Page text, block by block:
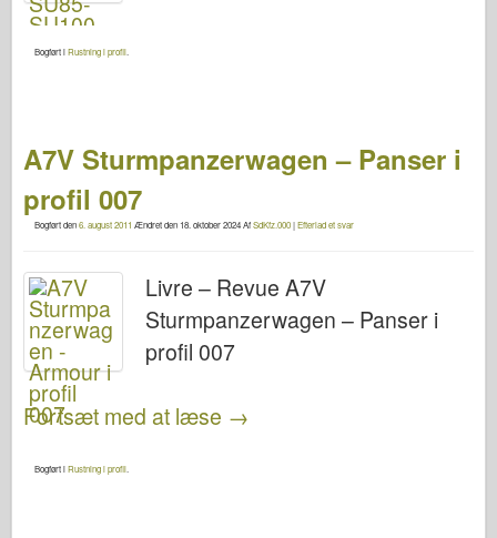
Bogført iRustning i profil
A7V Sturmpanzerwagen – Panser i
profil 007
Bogført den6. august 2011 Ændret den 18. oktober 2024AfSdKfz.000|Efterlad et svar
Livre – Revue A7V
Sturmpanzerwagen – Panser i
profil 007
Fortsæt med at læse →
Bogført iRustning i profil